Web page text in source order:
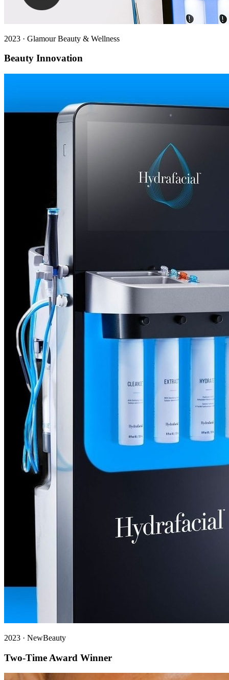
2023 · Glamour Beauty & Wellness
Beauty Innovation
2023 · NewBeauty
Two-Time Award Winner